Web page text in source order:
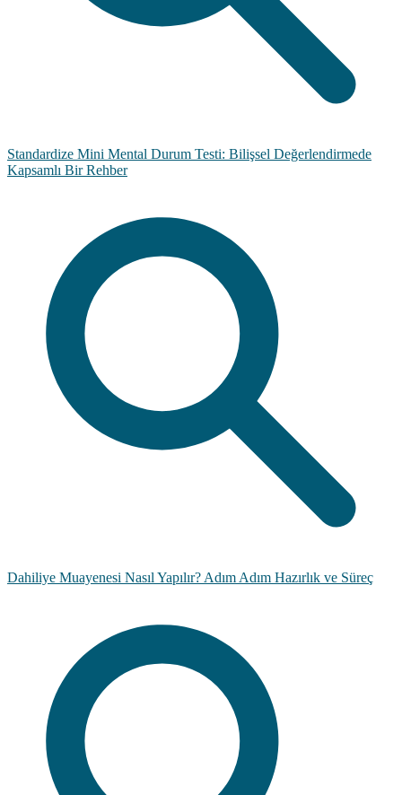
Standardize Mini Mental Durum Testi: Bilişsel Değerlendirmede
Kapsamlı Bir Rehber
Dahiliye Muayenesi Nasıl Yapılır? Adım Adım Hazırlık ve Süreç